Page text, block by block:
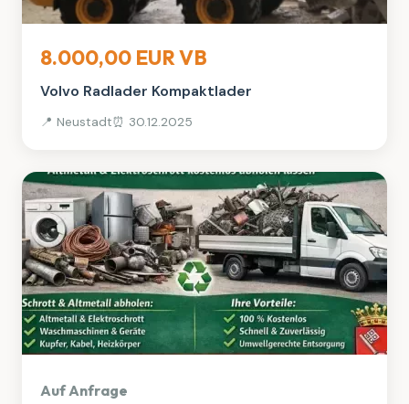
8.000,00 EUR VB
Volvo Radlader Kompaktlader
📍 Neustadt⏰ 30.12.2025
Auf Anfrage